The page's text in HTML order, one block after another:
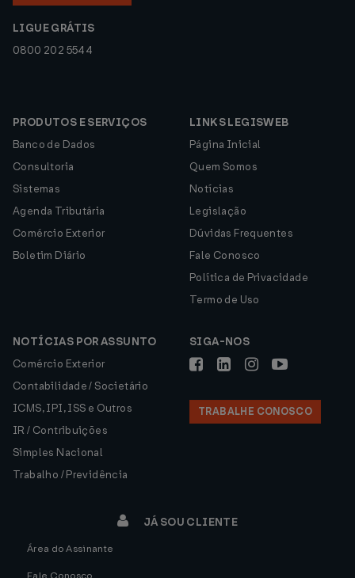
LIGUE GRÁTIS
0800 202 5544
PRODUTOS E SERVIÇOS
Banco de Dados
Consultoria
Sistemas
Agenda Tributária
Comércio Exterior
Boletim Diário
LINKS LEGISWEB
Página Inicial
Quem Somos
Notícias
Legislação
Dúvidas Frequentes
Fale Conosco
Política de Privacidade
Termo de Uso
NOTÍCIAS POR ASSUNTO
Comércio Exterior
Contabilidade / Societário
ICMS, IPI, ISS e Outros
IR / Contribuições
Simples Nacional
Trabalho / Previdência
SIGA-NOS
TRABALHE CONOSCO
JÁ SOU CLIENTE
Área do Assinante